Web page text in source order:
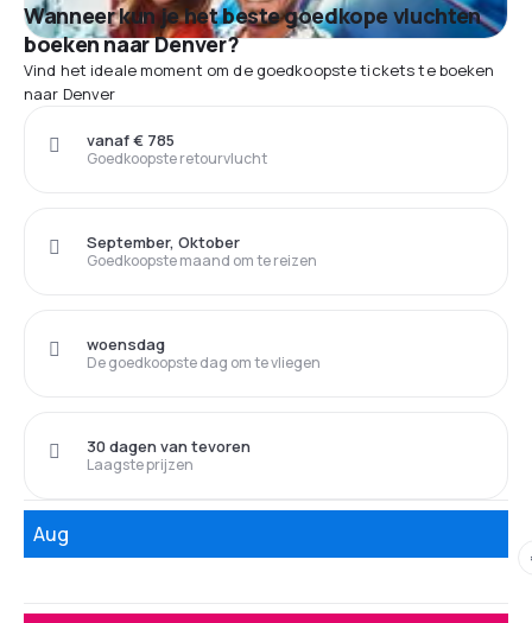
Wanneer kun je het beste goedkope vluchten
boeken naar Denver?
Vind het ideale moment om de goedkoopste tickets te boeken
naar Denver
Goedkoopste retourvlucht
vanaf € 785
Goedkoopste maand om te reizen
September, Oktober
De goedkoopste dag om te vliegen
woensdag
Laagste prijzen
30 dagen van tevoren
Aug